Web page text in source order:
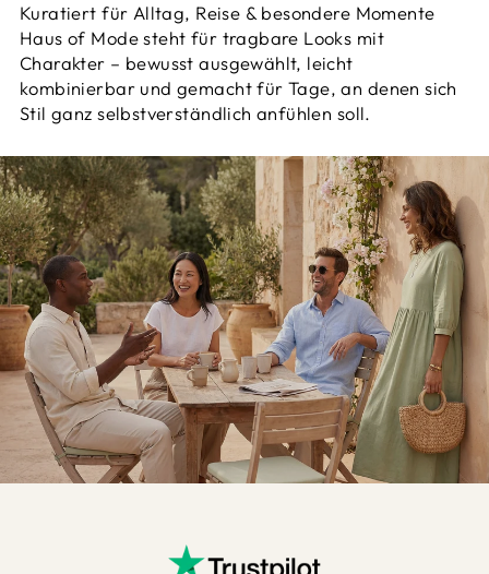
Kuratiert für Alltag, Reise & besondere Momente
Haus of Mode steht für tragbare Looks mit
Charakter – bewusst ausgewählt, leicht
kombinierbar und gemacht für Tage, an denen sich
Stil ganz selbstverständlich anfühlen soll.